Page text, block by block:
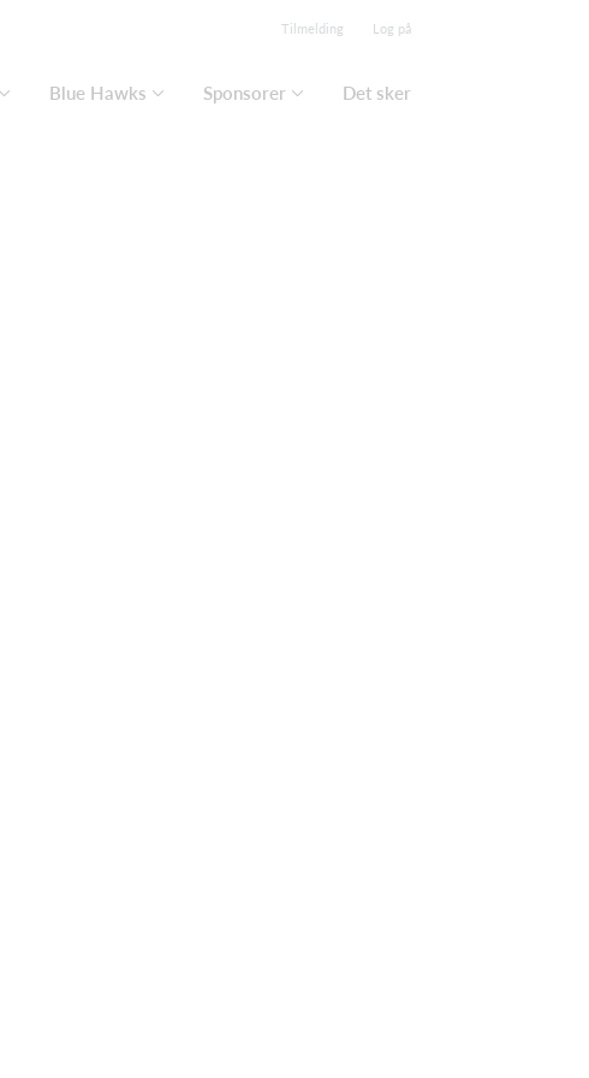
Tilmelding Log på
Blue Hawks Sponsorer Det sker